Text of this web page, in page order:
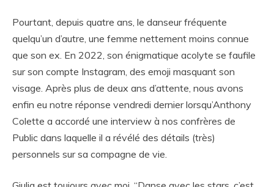
Pourtant, depuis quatre ans, le danseur fréquente
quelqu’un d’autre, une femme nettement moins connue
que son ex. En 2022, son énigmatique acolyte se faufile
sur son compte Instagram, des emoji masquant son
visage. Après plus de deux ans d’attente, nous avons
enfin eu notre réponse vendredi dernier lorsqu’Anthony
Colette a accordé une interview à nos confrères de
Public dans laquelle il a révélé des détails (très)
personnels sur sa compagne de vie.